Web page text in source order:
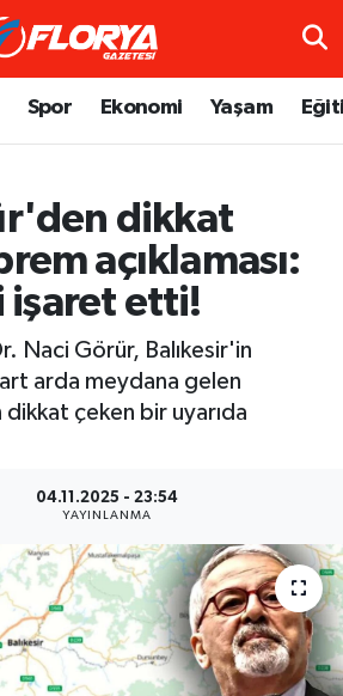
Spor Ekonomi Yaşam
dikkat
açıklaması:
işaret etti!
Naci Görür, Balıkesir'in
art arda meydana gelen
çeken bir uyarıda
04.11.2025 - 23:54
YAYINLANMA
Durumu ve Fikstür